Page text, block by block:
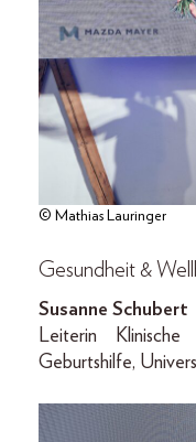
© Mathias Lauringer
Gesundheit &
Susanne Schubert
Leiterin
Geburtshilfe,